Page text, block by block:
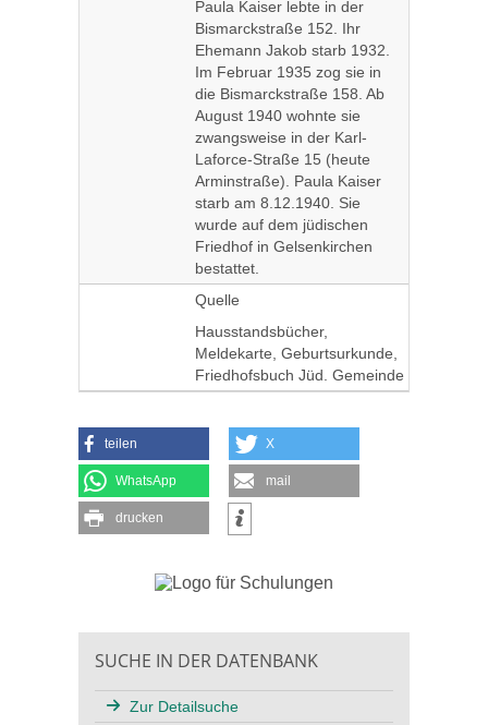
Paula Kaiser lebte in der
Bismarckstraße 152. Ihr
Ehemann Jakob starb 1932.
Im Februar 1935 zog sie in
die Bismarckstraße 158. Ab
August 1940 wohnte sie
zwangsweise in der Karl-
Laforce-Straße 15 (heute
Arminstraße). Paula Kaiser
starb am 8.12.1940. Sie
wurde auf dem jüdischen
Friedhof in Gelsenkirchen
bestattet.
Quelle
Hausstandsbücher,
Meldekarte, Geburtsurkunde,
Friedhofsbuch Jüd. Gemeinde
teilen X
WhatsApp mail
drucken
SUCHE IN DER DATENBANK
Zur Detailsuche